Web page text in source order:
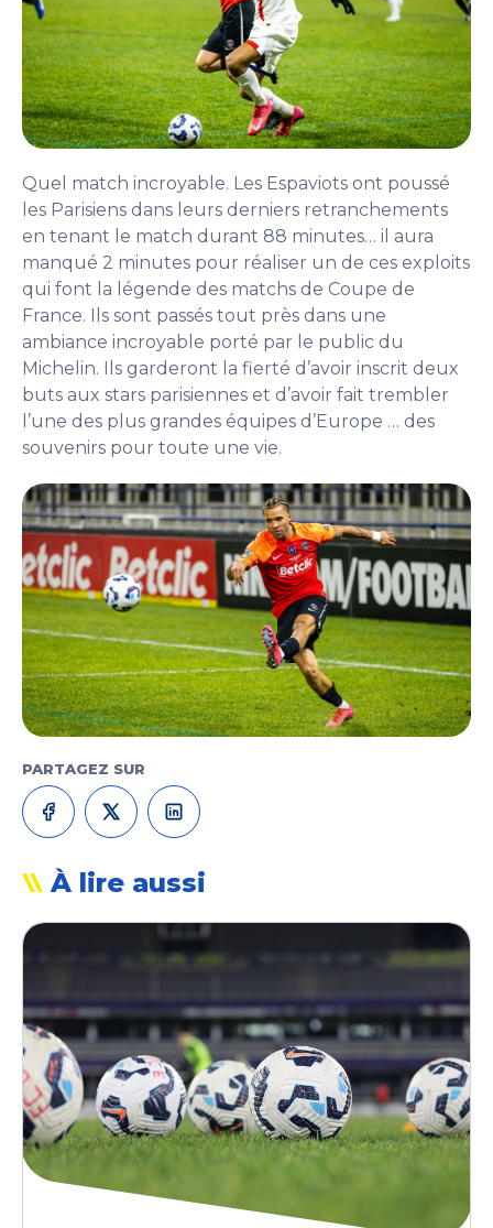
PARTAGEZ SUR
Quel match incroyable. Les Espaviots ont poussé
les Parisiens dans leurs derniers retranchements
en tenant le match durant 88 minutes… il aura
manqué 2 minutes pour réaliser un de ces exploits
qui font la légende des matchs de Coupe de
France. Ils sont passés tout près dans une
ambiance incroyable porté par le public du
Michelin. Ils garderont la fierté d’avoir inscrit deux
buts aux stars parisiennes et d’avoir fait trembler
l’une des plus grandes équipes d’Europe … des
souvenirs pour toute une vie.
À lire aussi